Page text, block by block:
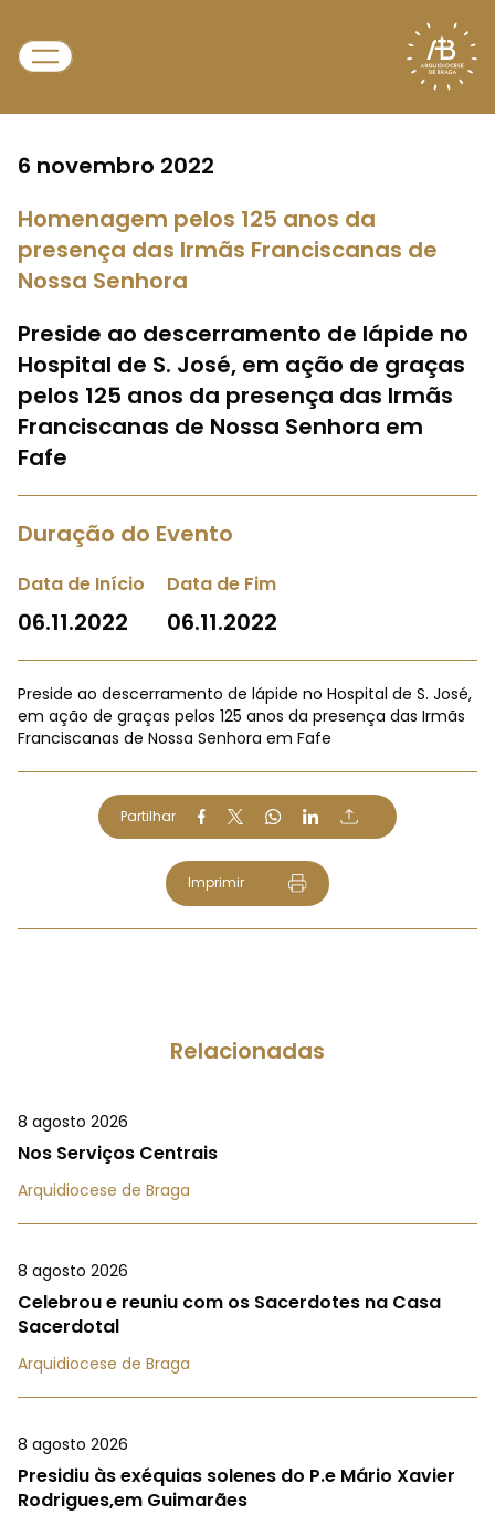
6 novembro 2022
Homenagem pelos 125 anos da
presença das Irmãs Franciscanas de
Nossa Senhora
Preside ao descerramento de lápide no
Hospital de S. José, em ação de graças
pelos 125 anos da presença das Irmãs
Franciscanas de Nossa Senhora em
Fafe
Duração do Evento
Data de Início
06.11.2022
Data de Fim
06.11.2022
Preside ao descerramento de lápide no Hospital de S. José,
em ação de graças pelos 125 anos da presença das Irmãs
Franciscanas de Nossa Senhora em Fafe
Partilhar
Imprimir
Relacionadas
8 agosto 2026
Nos Serviços Centrais
Arquidiocese de Braga
8 agosto 2026
Celebrou e reuniu com os Sacerdotes na Casa
Sacerdotal
Arquidiocese de Braga
8 agosto 2026
Presidiu às exéquias solenes do P.e Mário Xavier
Rodrigues,em Guimarães